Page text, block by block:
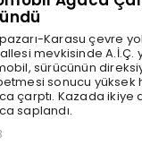
Karasu çevre
mevkisinde A.İ.Ç.
sürücünün
sonucu yüksek
çarptı. Kazada ikiye
saplandı.